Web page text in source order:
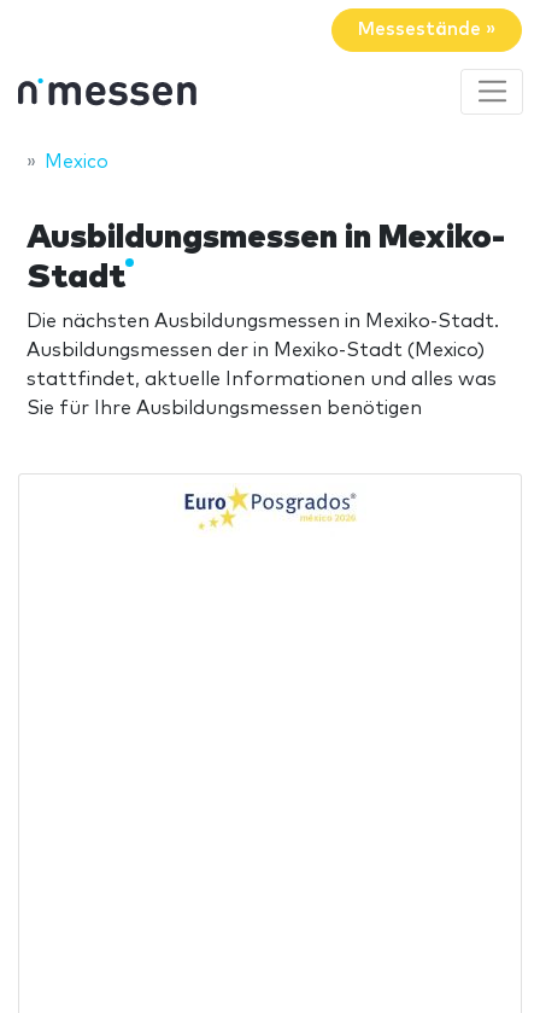
Messestände »
Mexico
Ausbildungsmessen in Mexiko-
Stadt
Die nächsten Ausbildungsmessen in Mexiko-Stadt.
Ausbildungsmessen der in Mexiko-Stadt (Mexico)
stattfindet, aktuelle Informationen und alles was
Sie für Ihre Ausbildungsmessen benötigen